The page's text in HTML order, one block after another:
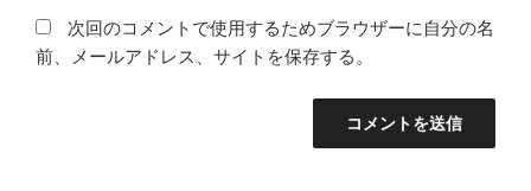
次回のコメントで使用するためブラウザーに自分の名
前、メールアドレス、サイトを保存する。